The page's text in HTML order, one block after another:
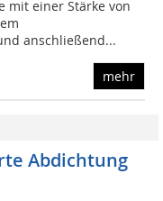
mit einer Stärke von
anschließend...
mehr
Abdichtung